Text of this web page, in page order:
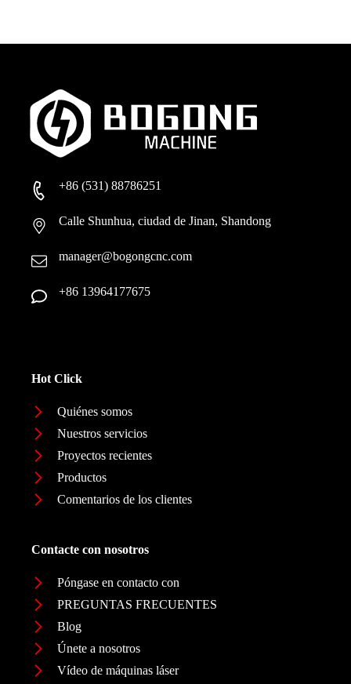
+86 (531) 88786251
Calle Shunhua, ciudad de Jinan, Shandong
manager@bogongcnc.com
+86 13964177675
Hot Click
Quiénes somos
Nuestros servicios
Proyectos recientes
Productos
Comentarios de los clientes
Contacte con nosotros
Póngase en contacto con
PREGUNTAS FRECUENTES
Blog
Únete a nosotros
Vídeo de máquinas láser